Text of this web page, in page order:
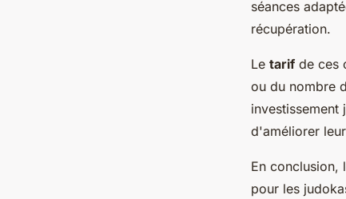
séances
récupération.
Le tarif de ces
ou du nombre
d'améliorer
En conclusion,
pour les